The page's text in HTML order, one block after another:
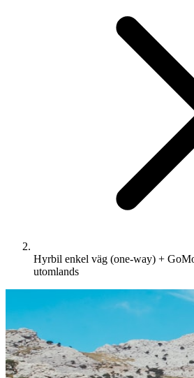
Hyrbil enkel väg (one-way) +
utomlands